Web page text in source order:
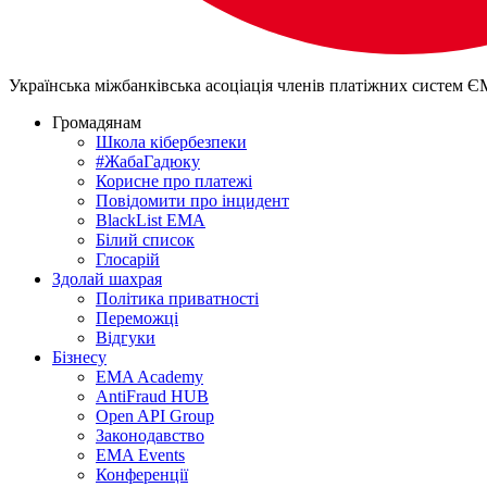
Українська міжбанківська асоціація членів платіжних систем
Громадянам
Школа кібербезпеки
#ЖабаГадюку
Корисне про платежі
Повідомити про інцидент
BlackList EMA
Білий список
Глосарій
Здолай шахрая
Політика приватності
Переможцi
Відгуки
Бізнесу
EMA Academy
AntiFraud HUB
Open API Group
Законодавство
EMA Events
Конференції